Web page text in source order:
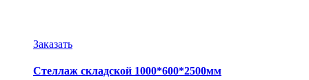
Заказать
Стеллаж складской 1000*600*2500мм